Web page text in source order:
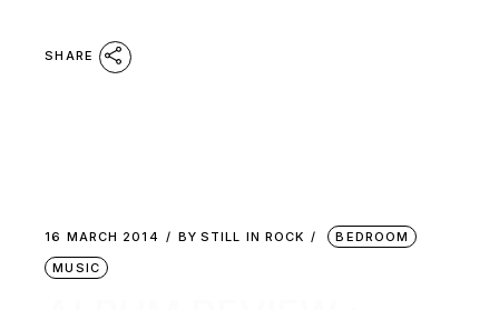
SHARE
16 MARCH 2014 BY STILL IN ROCK
BEDROOM
MUSIC